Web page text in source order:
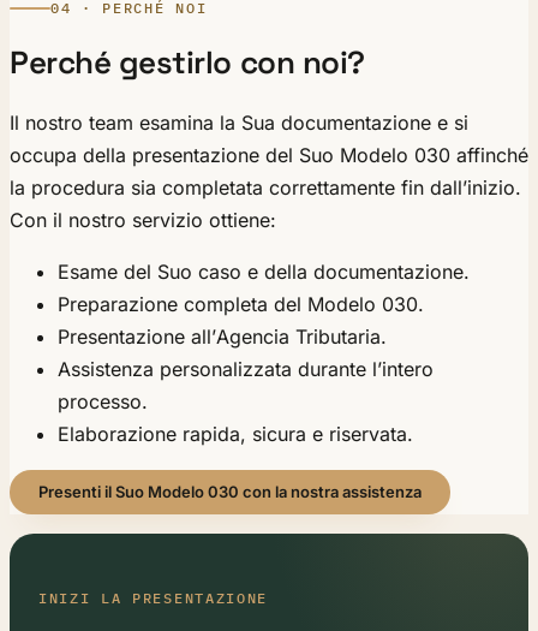
04 · PERCHÉ NOI
Perché gestirlo con noi?
Il nostro team esamina la Sua documentazione e si
occupa della presentazione del Suo Modelo 030 affinché
la procedura sia completata correttamente fin dall’inizio.
Con il nostro servizio ottiene:
Esame del Suo caso e della documentazione.
Preparazione completa del Modelo 030.
Presentazione all’Agencia Tributaria.
Assistenza personalizzata durante l’intero
processo.
Elaborazione rapida, sicura e riservata.
Presenti il Suo Modelo 030 con la nostra assistenza
INIZI LA PRESENTAZIONE